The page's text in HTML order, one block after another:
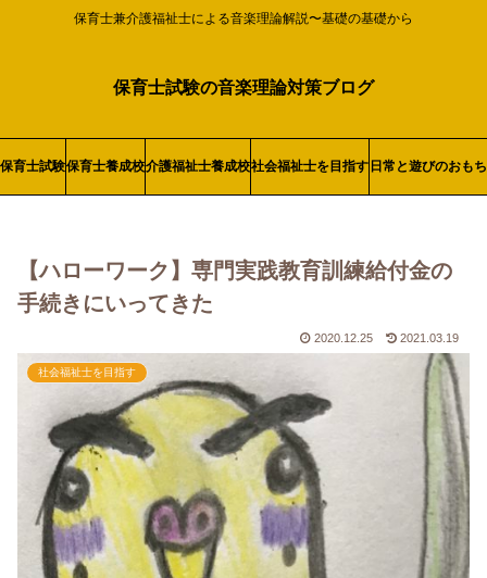
保育士兼介護福祉士による音楽理論解説〜基礎の基礎から
保育士試験の音楽理論対策ブログ
保育士試験保育士養成校介護福祉士養成校社会福祉士を目指す 日常と遊びのおも
【ハローワーク】専門実践教育訓練給付金の
手続きにいってきた
2020.12.25 2021.03.19
社会福祉士を目指す